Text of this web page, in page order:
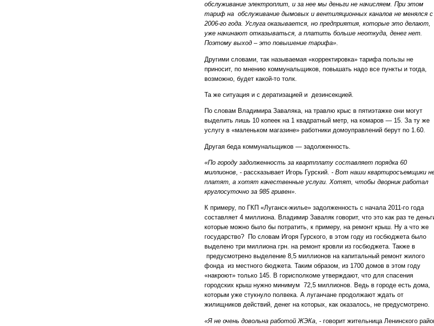
обслуживание электроплит, и за нее мы деньги не начисляем. При этом
тариф на обслуживание дымовых и вентиляционных каналов не менялся с
2006-го года. Услуга оказывается, но предприятия, которые это делают,
уже начинают отказываться, а платить больше неоткуда, денег нет.
Поэтому выход – это повышение тарифа».
Другими словами, так называемая «корректировка» тарифа пользы не
приносит, по мнению коммунальщиков, повышать надо все пункты и тогда,
возможно, будет какой-то толк.
Та же ситуация и с дератизацией и дезинсекцией.
По словам Владимира Заваляка, на травлю крыс в пятиэтажке они могут
выделить лишь 10 копеек на 1 квадратный метр, на комаров — 15. За ту же
услугу в «маленьком магазине» работники домоуправлений берут по 1.60.
Другая беда коммунальщиков — задолженность.
«По городу задолженность за квартплату составляет порядка 60
миллионов , - рассказывает Игорь Гурский. - Вот наши квартиросъемщики
платят, а хотят качественные услуги. Хотят, чтобы дворник работал
круглосуточно за 985 гривен»
К примеру, по ГКП «Луганск-жилье» задолженность с начала 2011-го года
составляет 4 миллиона. Владимир Заваляк говорит, что это как раз те
которые можно было бы потратить, к примеру, на ремонт крыш. Ну а что же
государство? По словам Игоря Гурского, в этом году из госбюджета было
выделено три миллиона грн. на ремонт кровли из госбюджета. Также в
предусмотрено выделение 8,5 миллионов на капитальный ремонт жилого
фонда из местного бюджета. Таким образом, из 1700 домов в этом году
«накроют» только 145. В горисполкоме утверждают, что для спасения
городских крыш нужно минимум 72,5 миллионов. Ведь в городе есть дома,
которым уже стукнуло полвека. А луганчане продолжают ждать от
жилищников действий, денег на которых, как оказалось, не предусмотрено.
«Я не очень довольна работой ЖЭКа , - говорит жительница Ленинского